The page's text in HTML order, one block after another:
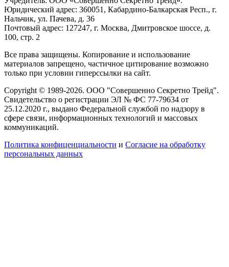
Юридический адрес: 360051, Кабардино-Балкарская Респ., г.
Нальчик, ул. Пачева, д. 36
Почтовый адрес: 127247, г. Москва, Дмитровское шоссе, д.
100, стр. 2
Все права защищены. Копирование и использование
материалов запрещено, частичное цитирование возможно
только при условии гиперссылки на сайт.
Copyright © 1989-2026. ООО "Совершенно Секретно Трейд".
Свидетельство о регистрации ЭЛ № ФС 77-79634 от
25.12.2020 г., выдано Федеральной службой по надзору в
сфере связи, информационных технологий и массовых
коммуникаций.
Политика конфиценциальности и Согласие на обработку
персональных данных